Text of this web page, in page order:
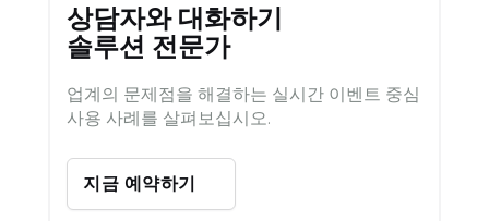
상담자와 대화하기
솔루션 전문가
업계의 문제점을 해결하는 실시간 이벤트 중심
사용 사례를 살펴보십시오.
지금 예약하기